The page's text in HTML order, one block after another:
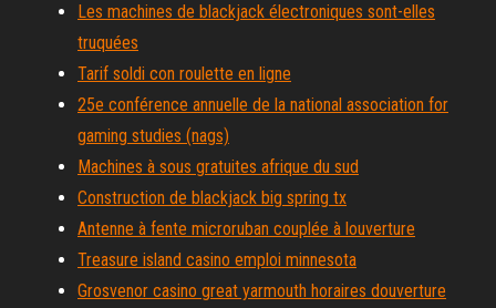
Les machines de blackjack électroniques sont-elles
truquées
Tarif soldi con roulette en ligne
25e conférence annuelle de la national association for
gaming studies (nags)
Machines à sous gratuites afrique du sud
Construction de blackjack big spring tx
Antenne à fente microruban couplée à louverture
Treasure island casino emploi minnesota
Grosvenor casino great yarmouth horaires douverture